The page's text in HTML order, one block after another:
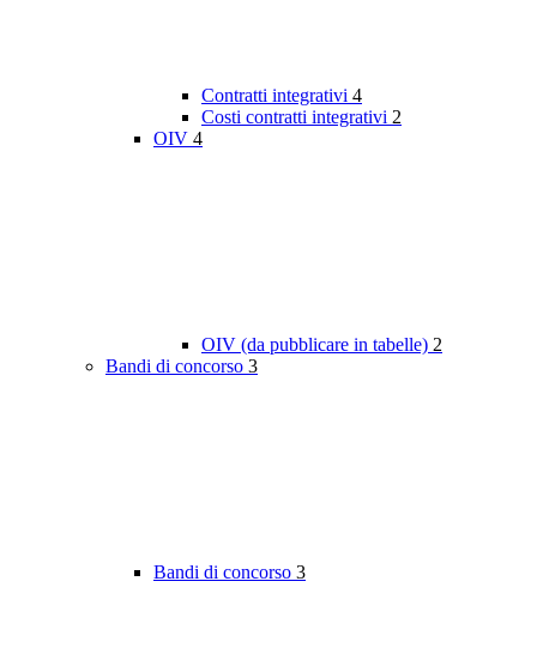
Contratti integrativi 4
Costi contratti integrativi 2
OIV 4
OIV (da pubblicare in tabelle) 2
Bandi di concorso 3
Bandi di concorso 3